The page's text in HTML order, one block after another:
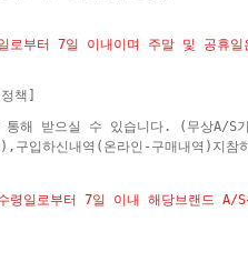
부터 7일 이내이며 주말 및 공휴일
책]
해 받으실 수 있습니다. (무상A/S
구입하신내역(온라인-구매내역)지참
일로부터 7일 이내 해당브랜드 A/S